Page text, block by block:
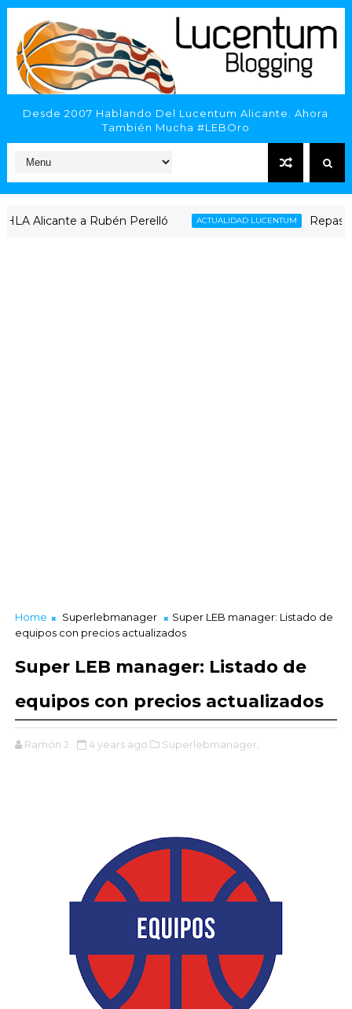
Desde 2007 Hablando Del Lucentum Alicante. Ahora
También Mucha #LEBOro
a Rubén Perelló ACTUALIDAD LUCENTUM Repaso al
Home Superlebmanager
Super LEB manager: Listado de
equipos con precios actualizados
Super LEB manager: Listado de
equipos con precios actualizados
Ramón J. 4 years ago Superlebmanager,